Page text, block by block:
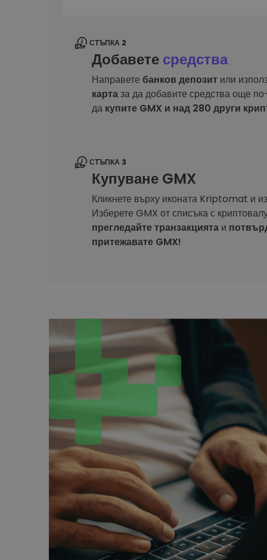
СТЪПКА 2
Добавете средства
Направете банков депозит или
картаза да добавите средства още
да купите GMX и над 280 други
СТЪПКА 3
Купуване GMX
Кликнете върху иконата Kriptomat и
Изберете GMX от списъка с
прегледайте транзакцията и
притежавате GMX!